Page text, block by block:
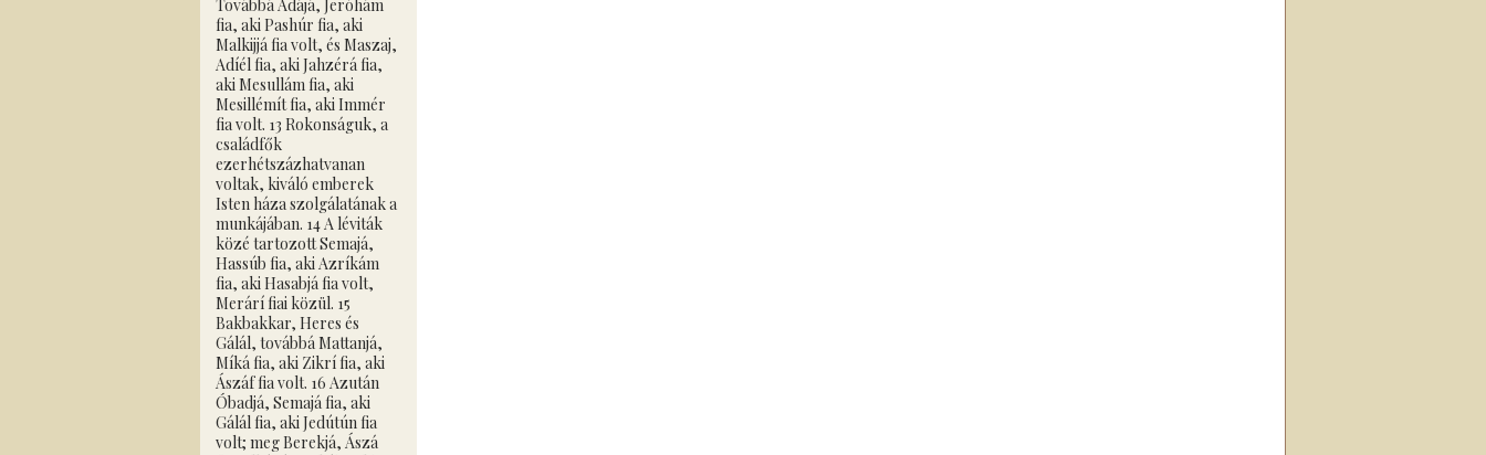
Továbbá Adájá, Jeróhám
fia, aki Pashúr fia, aki
Malkijjá fia volt, és Maszaj,
Adíél fia, aki Jahzérá fia,
aki Mesullám fia, aki
Mesillémít fia, aki Immér
fia volt. 13 Rokonságuk, a
családfők
ezerhétszázhatvanan
voltak, kiváló emberek
Isten háza szolgálatának a
munkájában. 14 A léviták
közé tartozott Semajá,
Hassúb fia, aki Azríkám
fia, aki Hasabjá fia volt,
Merárí fiai közül. 15
Bakbakkar, Heres és
Gálál, továbbá Mattanjá,
Míká fia, aki Zikrí fia, aki
Ászáf fia volt. 16 Azután
Óbadjá, Semajá fia, aki
Gálál fia, aki Jedútún fia
volt; meg Berekjá, Ászá